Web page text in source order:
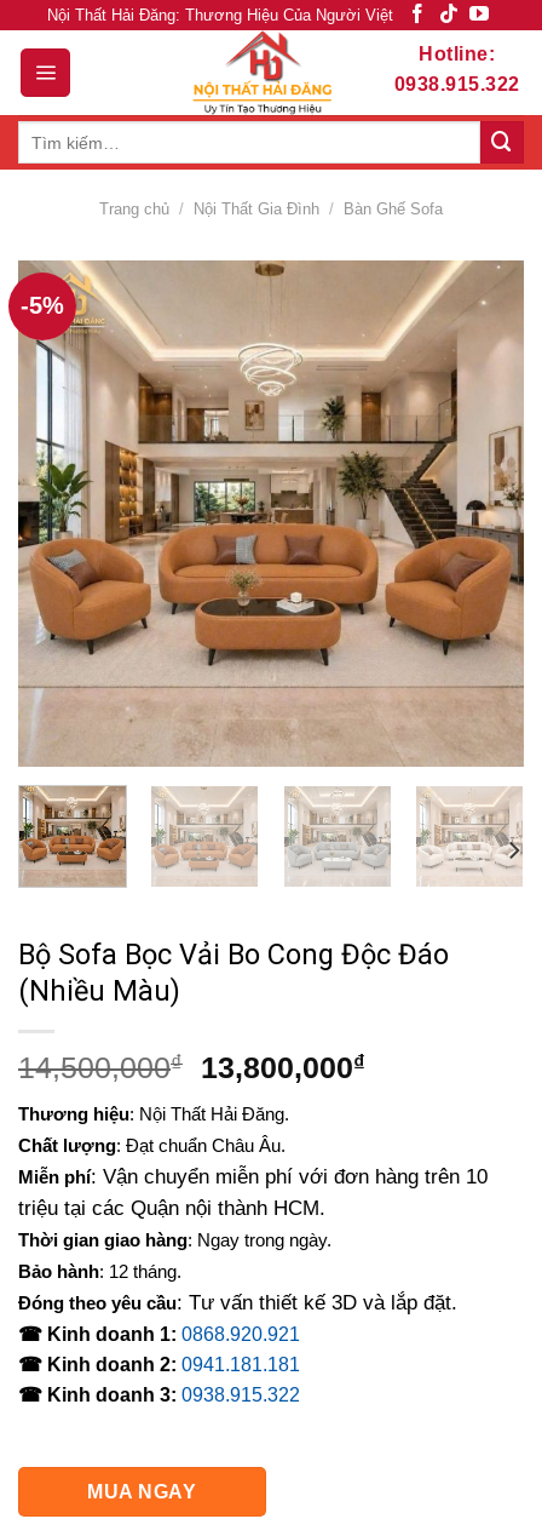
content
Nội Thất Hải Đăng: Thương Hiệu Của Người Việt
Hotline:
0938.915.322
Trang chủ / Nội Thất Gia Đình / Bàn Ghế Sofa
-5%
Bộ Sofa Bọc Vải Bo Cong Độc Đáo
(Nhiều Màu)
14,500,000₫
Giá
là:
14,500,000₫.
13,800,000₫Giá
13,800,000₫.
Thương hiệu: Nội Thất Hải Đăng.
Chất lượng: Đạt chuẩn Châu Âu.
Miễn phí: Vận chuyển miễn phí với đơn hàng trên 10
triệu tại các Quận nội thành HCM.
Thời gian giao hàng: Ngay trong ngày.
Bảo hành: 12 tháng.
Đóng theo yêu cầu: Tư vấn thiết kế 3D và lắp đặt.
☎ Kinh doanh 1: 0868.920.921
☎ Kinh doanh 2: 0941.181.181
☎ Kinh doanh 3: 0938.915.322
MUA NGAY